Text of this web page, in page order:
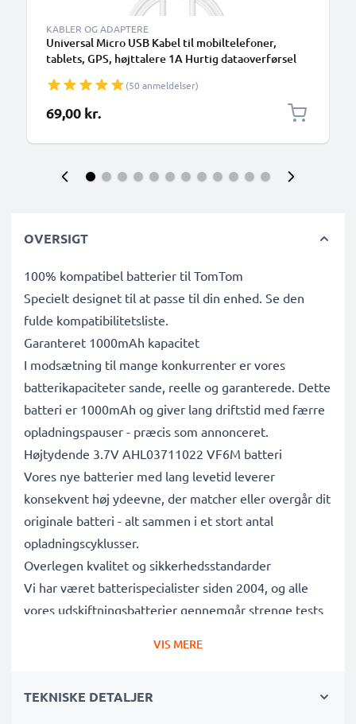
KABLER OG ADAPTERE
Universal Micro USB Kabel til mobiltelefoner,
tablets, GPS, højttalere 1A Hurtig dataoverførsel
(50 anmeldelser)
69,00 kr.
OVERSIGT
100% kompatibel batterier til TomTom
Specielt designet til at passe til din enhed. Se den
fulde kompatibilitetsliste.
Garanteret 1000mAh kapacitet
I modsætning til mange konkurrenter er vores
batterikapaciteter sande, reelle og garanterede. Dette
batteri er 1000mAh og giver lang driftstid med færre
opladningspauser - præcis som annonceret.
Højtydende 3.7V AHL03711022 VF6M batteri
Vores nye batterier med lang levetid leverer
konsekvent høj ydeevne, der matcher eller overgår dit
originale batteri - alt sammen i et stort antal
opladningscyklusser.
Overlegen kvalitet og sikkerhedsstandarder
Vi har været batterispecialister siden 2004, og alle
vores udskiftningsbatterier gennemgår strenge tests
Udskift batteriet, ikke din enhed. Det er det smartere,
VIS MERE
TEKNISKE DETALJER